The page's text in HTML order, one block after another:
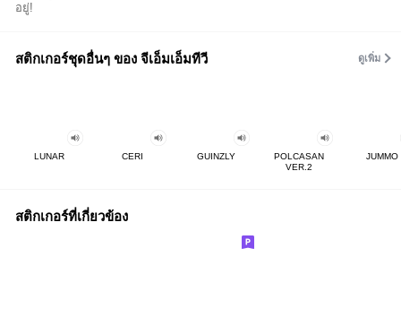
อยู่!
สติกเกอร์ชุดอื่นๆ ของ จีเอ็มเอ็มทีวี ดูเพิ่ม
LUNAR CERI GUINZLY
POLCASAN
VER.2
JUMMO
สติกเกอร์ที่เกี่ยวข้อง